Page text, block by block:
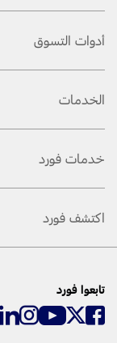
أدوات التسوق
الخدمات
خدمات فورد
اكتشف فورد
تابعوا فورد